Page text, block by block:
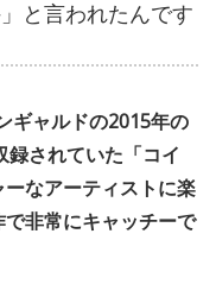
と言われたんです
ギャルドの2015年の
録されていた「コイ
なアーティストに楽
非常にキャッチーで